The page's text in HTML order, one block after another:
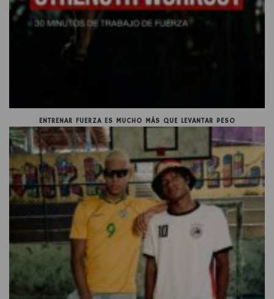
ENTRENAR FUERZA ES MUCHO MÁS QUE LEVANTAR PESO